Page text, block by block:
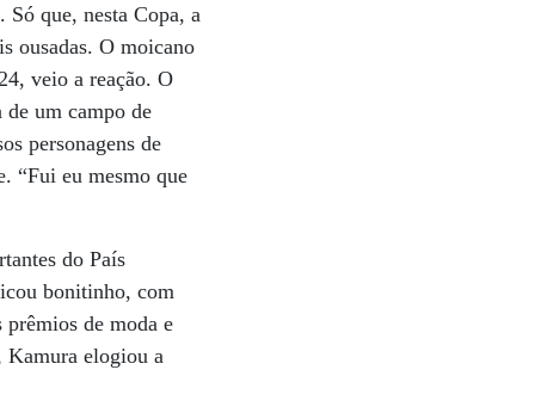
Só que, nesta Copa, a
ousadas. O moicano
veio a reação. O
de um campo de
personagens de
“Fui eu mesmo que
do País
bonitinho, com
de moda e
Kamura elogiou a